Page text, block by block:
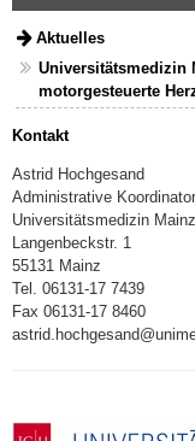
Aktuelles
Universitätsmedizin
motorgesteuerte
Kontakt
Astrid Hochgesand
Administrative
Universitätsmedizin Mainz
Langenbeckstr. 1
55131 Mainz
Tel. 06131-17 7439
Fax 06131-17 8460
astrid.hochgesand